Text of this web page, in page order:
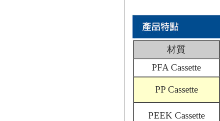
材質
PFA Cassette
PP Cassette
PEEK Cassette